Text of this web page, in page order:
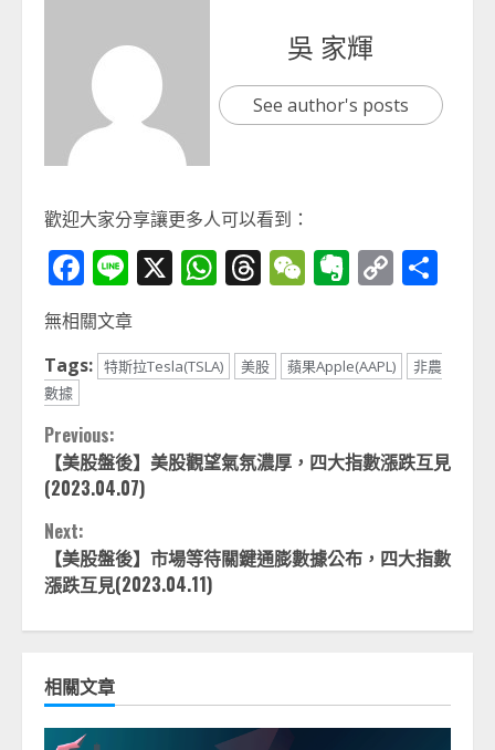
吳 家輝
See author's posts
歡迎大家分享讓更多人可以看到：
Facebook
Line
X WhatsApp
Threads
WeChat
Evernote
Copy
無相關文章
Tags: 特斯拉Tesla(TSLA) 美股 蘋果Apple(AAPL)
非農
數據
Continue
Reading
Previous:
【美股盤後】美股觀望氣氛濃厚，四大指數漲跌互見
(2023.04.07)
Next:
【美股盤後】市場等待關鍵通膨數據公布，四大指數
漲跌互見(2023.04.11)
相關文章